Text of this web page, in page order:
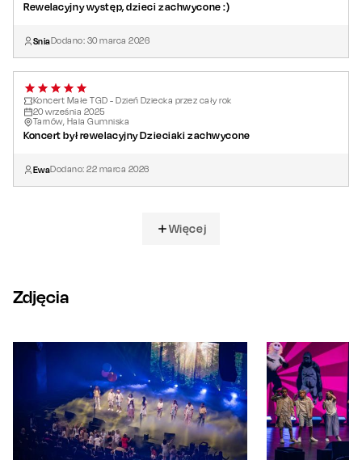
Rewelacyjny występ, dzieci zachwycone :)
SniaDodano: 30marca 2026
Koncert Małe TGD - Dzień Dziecka przez cały rok
20września 2025
Tarnów, Hala Gumniska
Koncert był rewelacyjny Dzieciaki zachwycone
EwaDodano:22 marca 2026
Więcej
Zdjęcia